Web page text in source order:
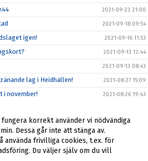
2021-09-23 21:00
2021-09-18 09:54
igen! 2021-09-16 11:53
2021-09-13 12:44
2021-09-13 08:43
lag i Heidhallen! 2021-08-27 15:09
i november! 2021-08-26 19:43
i sommar! 2021-06-16 16:53
Magnus Ferdinandsson
2021-06-08 08:21
korrekt använder vi nödvändiga
Dessa går inte att stänga av.
använda frivilliga cookies, t.ex. för
Du väljer själv om du vill